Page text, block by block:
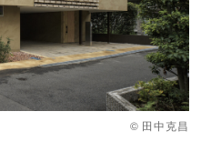
© 田中克昌